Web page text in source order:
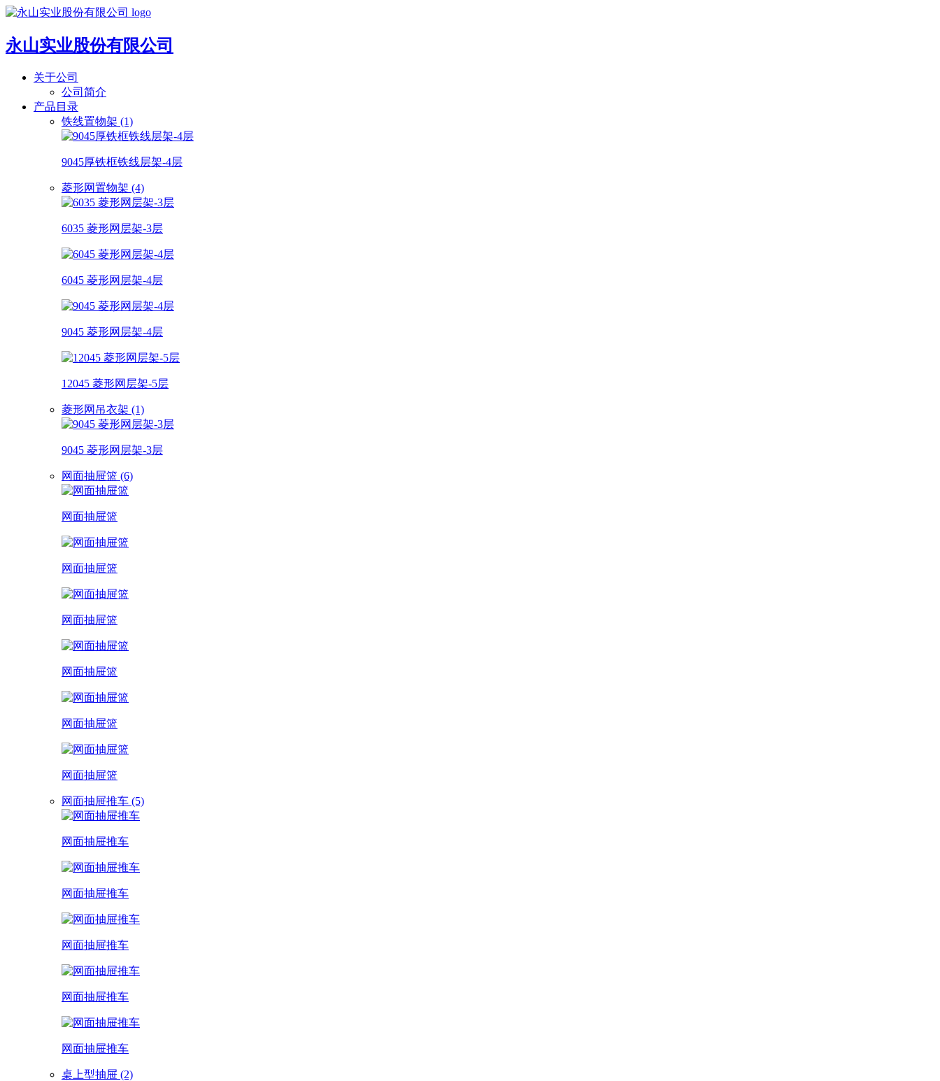
永山实业股份有限公司
关于公司
公司简介
产品目录
铁线置物架 (1)
9045厚铁框铁线层架-4层
菱形网置物架 (4)
6035 菱形网层架-3层
6045 菱形网层架-4层
9045 菱形网层架-4层
12045 菱形网层架-5层
菱形网吊衣架 (1)
9045 菱形网层架-3层
网面抽屉篮 (6)
网面抽屉篮
网面抽屉篮
网面抽屉篮
网面抽屉篮
网面抽屉篮
网面抽屉篮
网面抽屉推车 (5)
网面抽屉推车
网面抽屉推车
网面抽屉推车
网面抽屉推车
网面抽屉推车
桌上型抽屉 (2)